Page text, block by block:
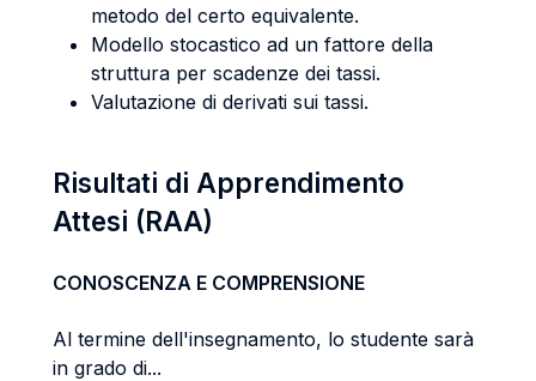
metodo del certo equivalente.
Modello stocastico ad un fattore della
struttura per scadenze dei tassi.
Valutazione di derivati sui tassi.
Risultati di Apprendimento
Attesi (RAA)
CONOSCENZA E COMPRENSIONE
Al termine dell'insegnamento, lo studente sarà
in grado di...